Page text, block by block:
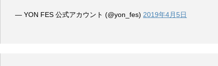
— YON FES 公式アカウント (@yon_fes) 2019年4月5日